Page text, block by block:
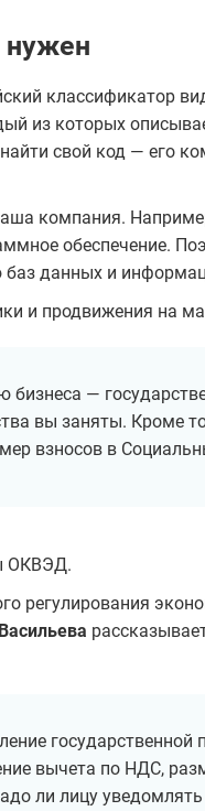
нужен
классификатор
из которых
свой код — его
компания.
обеспечение.
данных и
и продвижения на
—
вы заняты. Кроме
взносов в
ОКВЭД.
регулирования
вычета по НДС,
ли лицу